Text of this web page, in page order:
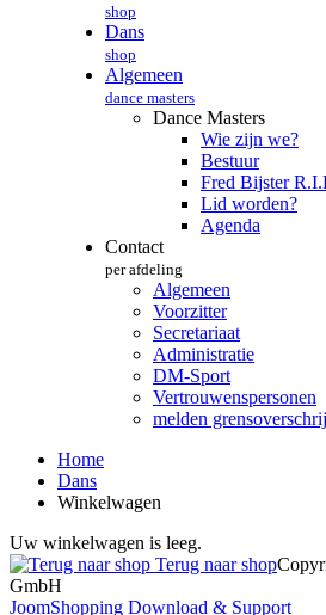
shop
Dans
shop
Algemeen
dance masters
Dance Masters
Wie zijn we?
Bestuur
Fred Bijster
Lid worden?
Agenda
Contact
per afdeling
Algemeen
Voorzitter
Secretariaat
Administratie
DM-Sport
Vertrouwenspersonen
melden
Home
Dans
Winkelwagen
Uw winkelwagen is leeg.
Terug naar shop
GmbH
JoomShopping Download & Support